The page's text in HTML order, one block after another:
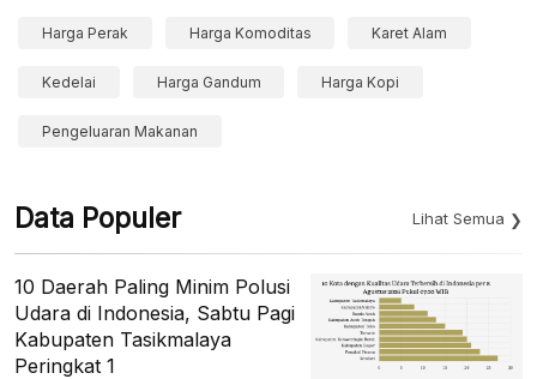
Harga Perak Harga Komoditas Karet Alam
Kedelai Harga Gandum Harga Kopi
Pengeluaran Makanan
Data Populer Lihat Semua
10 Daerah Paling Minim Polusi
Udara di Indonesia, Sabtu Pagi
Kabupaten Tasikmalaya
Peringkat 1